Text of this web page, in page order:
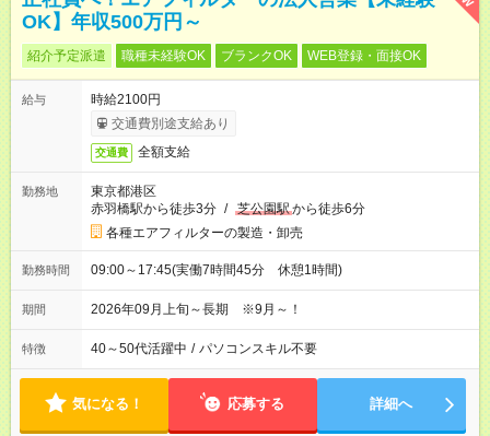
OK】年収500万円～
紹介予定派遣 職種未経験OK ブランクOK WEB登録・面接OK
給与
時給2100円
交通費別途支給あり
交通費 全額支給
勤務地
東京都港区
赤羽橋駅から徒歩3分 / 芝公園駅から徒歩6分
各種エアフィルターの製造・卸売
勤務時間 09:00～17:45(実働7時間45分 休憩1時間)
期間 2026年09月上旬～長期 ※9月～！
特徴 40～50代活躍中 / パソコンスキル不要
気になる！ 応募する 詳細へ